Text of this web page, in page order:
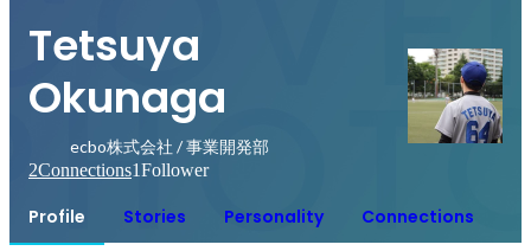
Tetsuya
Okunaga
ecbo株式会社 / 事業開発部
2Connections1Follower
Profile Stories Personality Connections